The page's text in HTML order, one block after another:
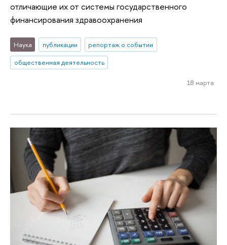
отличающие их от системы государственного
финансирования здравоохранения
Наука публикации
репортаж о событии
общественная деятельность
18 марта